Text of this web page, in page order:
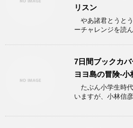
リスン
やあ諸君とうと
ーチャレンジを読
7日間ブックカ
ヨヨ島の冒険-小
たぶん小学生時
いますが、小林信